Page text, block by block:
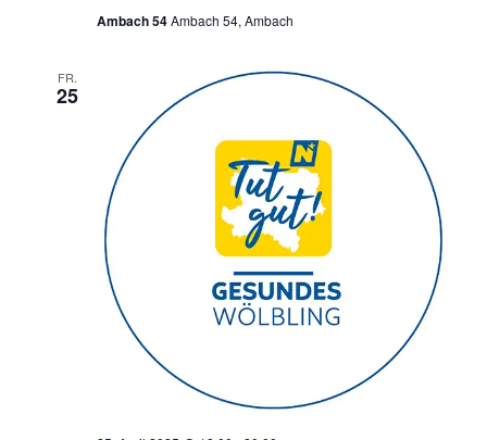
Ambach 54Ambach 54, Ambach
FR.
25